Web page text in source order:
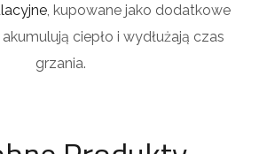
, kupowane jako dodatkowe
ciepło i wydłużają czas
grzania.